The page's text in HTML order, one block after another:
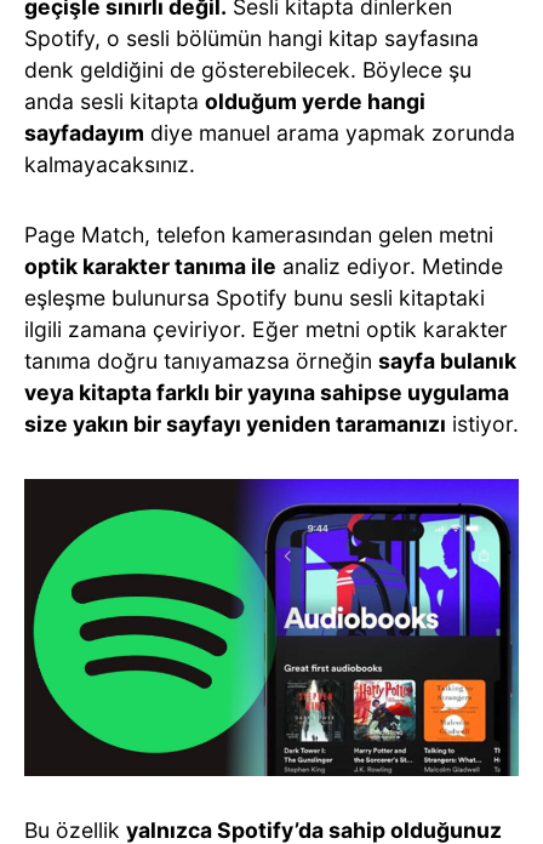
geçişle sınırlı değil. Sesli kitapta dinlerken
Spotify, o sesli bölümün hangi kitap sayfasına
denk geldiğini de gösterebilecek. Böylece şu
anda sesli kitapta olduğum yerde hangi
sayfadayım diye manuel arama yapmak zorunda
kalmayacaksınız.
Page Match, telefon kamerasından gelen metni
optik karakter tanıma ile analiz ediyor. Metinde
eşleşme bulunursa Spotify bunu sesli kitaptaki
ilgili zamana çeviriyor. Eğer metni optik karakter
tanıma doğru tanıyamazsa örneğin sayfa bulanık
veya kitapta farklı bir yayına sahipse uygulama
size yakın bir sayfayı yeniden taramanızı istiyor.
Bu özellik yalnızca Spotify’da sahip olduğunuz